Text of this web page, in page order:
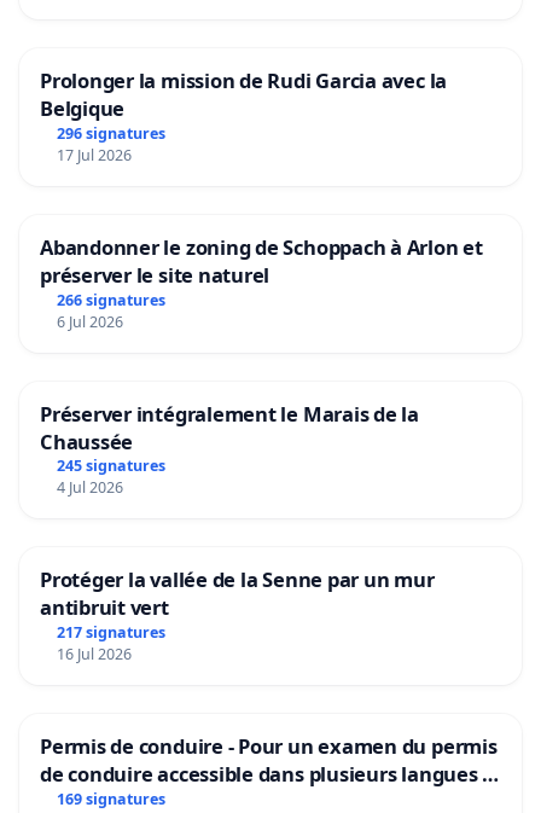
Prolonger la mission de Rudi Garcia avec la
Belgique
296 signatures
17 Jul 2026
Abandonner le zoning de Schoppach à Arlon et
préserver le site naturel
266 signatures
6 Jul 2026
Préserver intégralement le Marais de la
Chaussée
245 signatures
4 Jul 2026
Protéger la vallée de la Senne par un mur
antibruit vert
217 signatures
16 Jul 2026
Permis de conduire - Pour un examen du permis
de conduire accessible dans plusieurs langues à
Bruxelles
169 signatures